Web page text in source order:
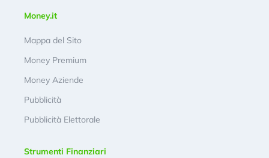
Money.it
Mappa del Sito
Money Premium
Money Aziende
Pubblicità
Pubblicità Elettorale
Strumenti Finanziari